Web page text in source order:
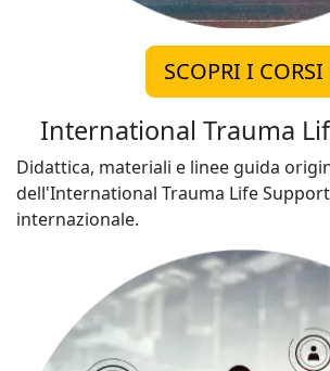
SCOPRI I CORSI
International Trauma
Didattica, materiali e linee guida
dell'International Trauma Life
internazionale.